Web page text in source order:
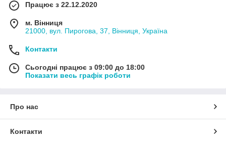
Працює з 22.12.2020
м. Вінниця
21000, вул. Пирогова, 37, Вінниця, Україна
Контакти
Сьогодні працює з 09:00 до 18:00
Показати весь графік роботи
Про нас
Контакти